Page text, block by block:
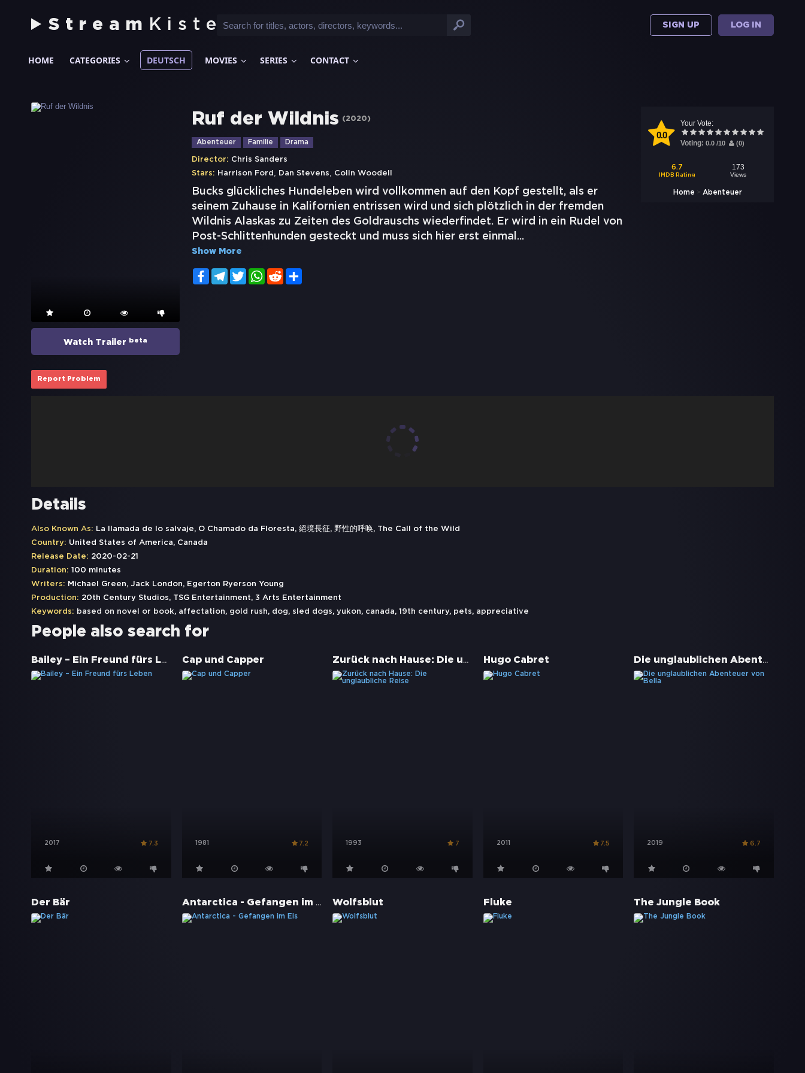
Stream Kiste SIGN UP LOG IN
HOME CATEGORIES DEUTSCH MOVIES SERIES CONTACT
Watch Trailer beta
0.0
Your Vote:
Voting: 0.0 /10 (0)
6.7
IMDB Rating
173
Views
Home > Abenteuer
Ruf der Wildnis (2020)
Abenteuer Familie Drama
Director: Chris Sanders
Stars: Harrison Ford , Dan Stevens, Colin Woodell
Bucks glückliches Hundeleben wird vollkommen auf den Kopf gestellt, als er
seinem Zuhause in Kalifornien entrissen wird und sich plötzlich in der fremden
Wildnis Alaskas zu Zeiten des Goldrauschs wiederfindet. Er wird in ein Rudel von
Post-Schlittenhunden gesteckt und muss sich hier erst einmal ...
Show More
FacebookTelegramTwitterWhatsApp
Reddit
Report Problem
Details
Also Known As: La llamada de lo salvaje, O Chamado da Floresta, 絕境長征, 野性的呼唤, The Call of the Wild
Country: United States of America, Canada
Release Date: 2020-02-21
Duration: 100 minutes
Writers: Michael Green, Jack London, Egerton Ryerson Young
Production: 20th Century Studios, TSG Entertainment, 3 Arts Entertainment
Keywords: based on novel or book, affectation, gold rush, dog, sled dogs, yukon, canada, 19th century, pets, appreciative
People also search for
Bailey – Ein Freund fürs Leben
2017 7.3
Cap und Capper
1981 7.2
Zurück nach Hause: Die unglaubliche Reise
1993 7
Hugo Cabret
2011 7.5
Die unglaublichen Abenteuer von Bella
2019 6.7
Der Bär Antarctica - Gefangen im Eis Wolfsblut Fluke The Jungle Book